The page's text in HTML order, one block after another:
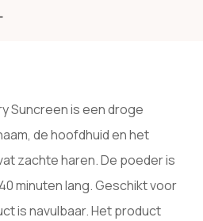
Suncreen is een droge
de hoofdhuid en het
zachte haren. De poeder is
minuten lang. Geschikt voor
is navulbaar. Het product